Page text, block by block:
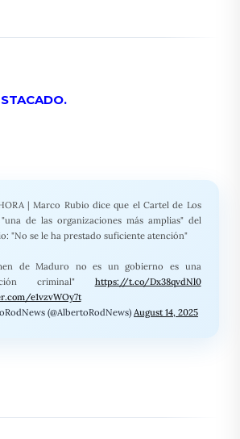
| Marco Rubio dice que el Cartel de Los
"una de las organizaciones más amplias" del
"No se le ha prestado suficiente atención"
de Maduro no es un gobierno es una
criminal" https://t.co/Dx38qvdNl0
e1vzvWOy7t
(@AlbertoRodNews)August 14, 2025